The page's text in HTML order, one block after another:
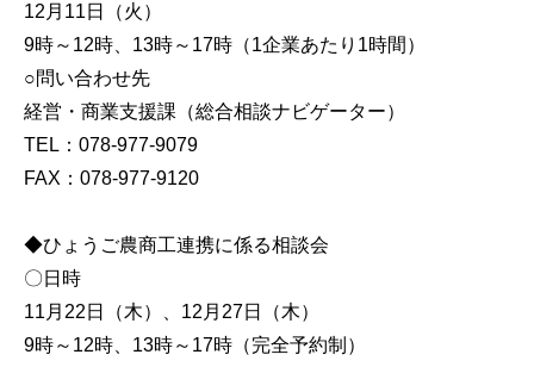
12月11日（火）
9時～12時、13時～17時（1企業あたり1時間）
○問い合わせ先
経営・商業支援課（総合相談ナビゲーター）
TEL：078-977-9079
FAX：078-977-9120
◆ひょうご農商工連携に係る相談会
〇日時
11月22日（木）、12月27日（木）
9時～12時、13時～17時（完全予約制）